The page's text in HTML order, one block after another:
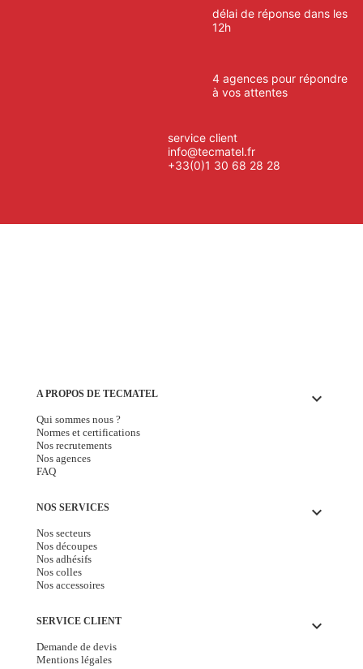
délai de réponse dans les
12h
4 agences pour répondre
à vos attentes
service client
info@tecmatel.fr
+33(0)1 30 68 28 28
A PROPOS DE TECMATEL keyboard_arrow_down
Qui sommes nous ?
Normes et certifications
Nos recrutements
Nos agences
FAQ
NOS SERVICES keyboard_arrow_down
Nos secteurs
Nos découpes
Nos adhésifs
Nos colles
Nos accessoires
SERVICE CLIENT keyboard_arrow_down
Demande de devis
Mentions légales